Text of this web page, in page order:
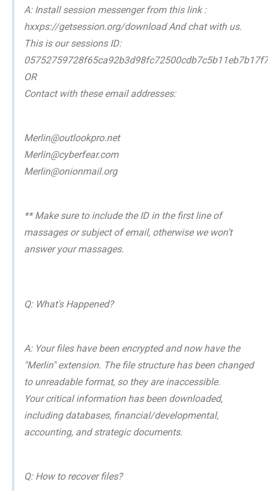
A: Install session messenger from this link :
hxxps://getsession.org/download And chat with us.
This is our sessions ID:
OR
Contact with these email addresses:
Merlin@outlookpro.net
Merlin@cyberfear.com
Merlin@onionmail.org
** Make sure to include the ID in the first line of
massages or subject of email, otherwise we won’t
answer your massages.
Q: What's Happened?
A: Your files have been encrypted and now have the
"Merlin" extension. The file structure has been changed
to unreadable format, so they are inaccessible.
Your critical information has been downloaded,
including databases, financial/developmental,
accounting, and strategic documents.
Q: How to recover files?